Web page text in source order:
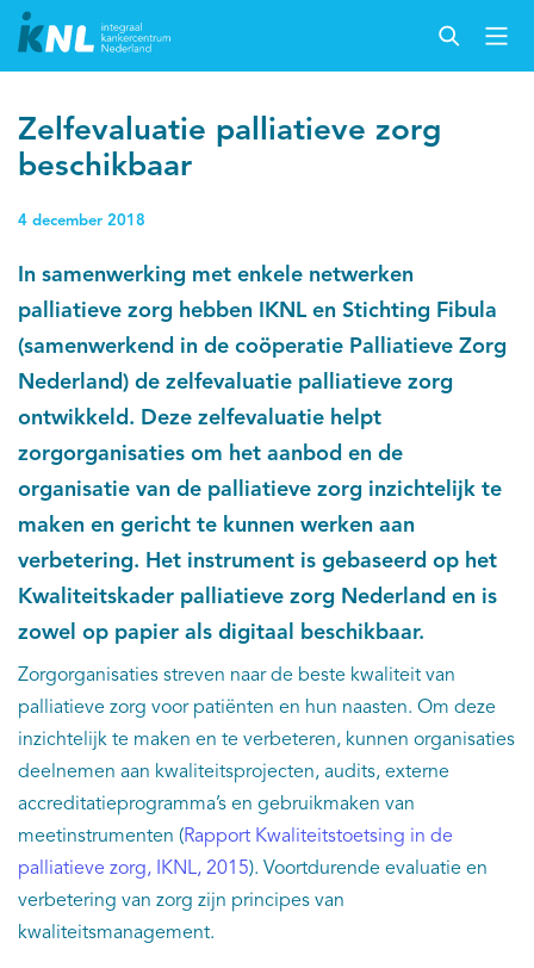
Zelfevaluatie palliatieve zorg
beschikbaar
4 december 2018
In samenwerking met enkele netwerken
palliatieve zorg hebben IKNL en Stichting Fibula
(samenwerkend in de coöperatie Palliatieve Zorg
Nederland) de zelfevaluatie palliatieve zorg
ontwikkeld. Deze zelfevaluatie helpt
zorgorganisaties om het aanbod en de
organisatie van de palliatieve zorg inzichtelijk te
maken en gericht te kunnen werken aan
verbetering. Het instrument is gebaseerd op het
Kwaliteitskader palliatieve zorg Nederland en is
zowel op papier als digitaal beschikbaar.
Zorgorganisaties streven naar de beste kwaliteit van
palliatieve zorg voor patiënten en hun naasten. Om deze
inzichtelijk te maken en te verbeteren, kunnen organisaties
deelnemen aan kwaliteitsprojecten, audits, externe
accreditatieprogramma’s en gebruikmaken van
meetinstrumenten (Rapport Kwaliteitstoetsing in de
palliatieve zorg, IKNL, 2015). Voortdurende evaluatie en
verbetering van zorg zijn principes van
kwaliteitsmanagement.